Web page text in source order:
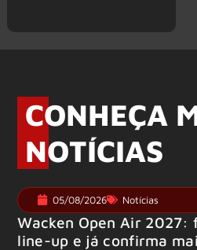
CONHEÇA
NOTÍCIAS
05/08/2026 Notícias
Wacken Open Air 2027:
line-up e já confirma